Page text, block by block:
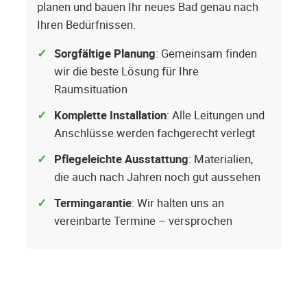
planen und bauen Ihr neues Bad genau nach
Ihren Bedürfnissen.
Sorgfältige Planung: Gemeinsam finden
wir die beste Lösung für Ihre
Raumsituation
Komplette Installation: Alle Leitungen und
Anschlüsse werden fachgerecht verlegt
Pflegeleichte Ausstattung: Materialien,
die auch nach Jahren noch gut aussehen
Termingarantie: Wir halten uns an
vereinbarte Termine – versprochen